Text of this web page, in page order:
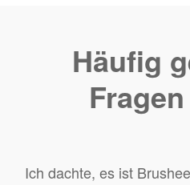
Häufig
Ich dachte, es ist